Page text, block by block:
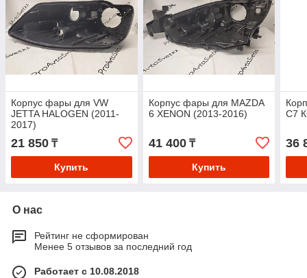
Корпус фары для VW
JETTA HALOGEN (2011-
2017)
21 850 ₸
Купить
Корпус фары для MAZDA
6 XENON (2013-2016)
41 400₸
Купить
C7
36
О нас
Рейтинг не сформирован
Менее 5 отзывов за последний год
Работает с 10.08.2018